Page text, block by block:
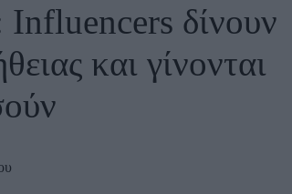
Ζώδια δίνουν
και γίνονται